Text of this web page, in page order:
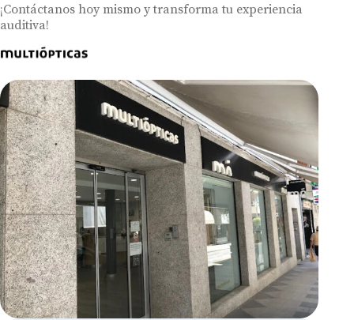
¡Contáctanos hoy mismo y transforma tu experiencia
auditiva!